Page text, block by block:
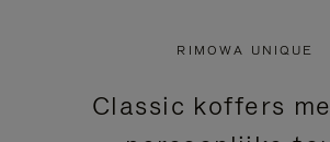
DRUKVIDEO
RIMOWA UNIQUE
Classic koffers